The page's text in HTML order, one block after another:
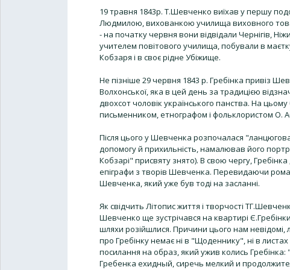
19 травня 1843р. Т.Шевченко виїхав у першу
Людмилою, вихованкою училища виховного
- на початку червня вони відвідали Чернігів,
учителем повітового училища, побували в
Кобзаря і в своє рідне Убіжище.
Не пізніше 29 червня 1843 р. Гребінка привіз
Волхонської, яка в цей день за традицією
двохсот чоловік українського панства. На
письменником, етнографом і фольклористом О.
Після цього у Шевченка розпочалася
допомогу й прихильність, намалював його
Кобзарі" присвяту знято). В свою чергу,
епіграфи з творів Шевченка. Перевидаючи роман
Шевченка, який уже був тоді на засланні.
Як свідчить Літопис життя і творчості
Шевченко ще зустрічався на квартирі
шляхи розійшлися. Причини цього нам
про Гребінку немає ні в "Щоденнику", ні в
посилання на образ, який ужив колись
Гребенка ехидный, сиречь мелкий и